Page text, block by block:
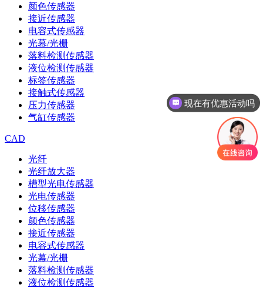
颜色传感器
接近传感器
电容式传感器
光幕/光栅
落料检测传感器
液位检测传感器
标签传感器
接触式传感器
压力传感器
气缸传感器
CAD
光纤
光纤放大器
槽型光电传感器
光电传感器
位移传感器
颜色传感器
接近传感器
电容式传感器
光幕/光栅
落料检测传感器
液位检测传感器
现在有优惠活动吗